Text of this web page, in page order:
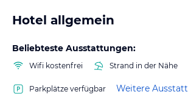
Hotel allgemein
Beliebteste Ausstattungen:
Wifi kostenfrei Strand in der Nähe
Parkplätze verfügbar Weitere